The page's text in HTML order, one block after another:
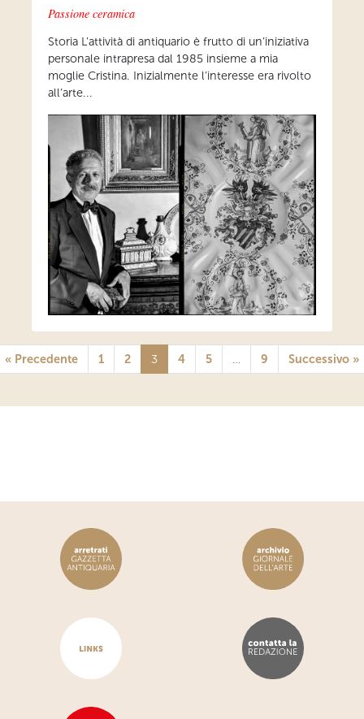
Passione ceramica
Storia L’attività di antiquario è frutto di un’iniziativa
personale intrapresa dal 1985 insieme a mia
moglie Cristina. Inizialmente l’interesse era rivolto
all’arte...
« Precedente 1 2 3 4 5 … 9 Successivo »